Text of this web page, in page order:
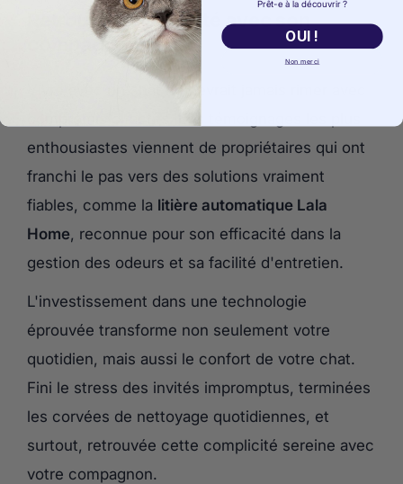
Retrouver la sérénité avec son
compagnon félin
Vivre avec un chat ne devrait jamais rimer avec
enthousiastes viennent de propriétaires qui ont
franchi le pas vers des solutions vraiment
fiables, comme la litière automatique Lala
Home, reconnue pour son efficacité dans la
gestion des odeurs et sa facilité d'entretien.
L'investissement dans une technologie
éprouvée transforme non seulement votre
quotidien, mais aussi le confort de votre chat.
Fini le stress des invités impromptus, terminées
les corvées de nettoyage quotidiennes, et
surtout, retrouvée cette complicité sereine avec
votre compagnon.
Prêt-e à la découvrir ?
OUI !
Non merci